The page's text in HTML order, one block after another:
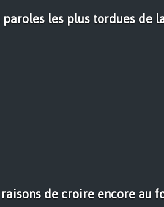
paroles les plus tordues de
de croire encore au